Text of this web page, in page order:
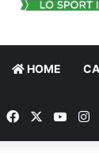
HOME
FacebookYou